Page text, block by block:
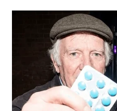
GORONTALO
WN
SULUT